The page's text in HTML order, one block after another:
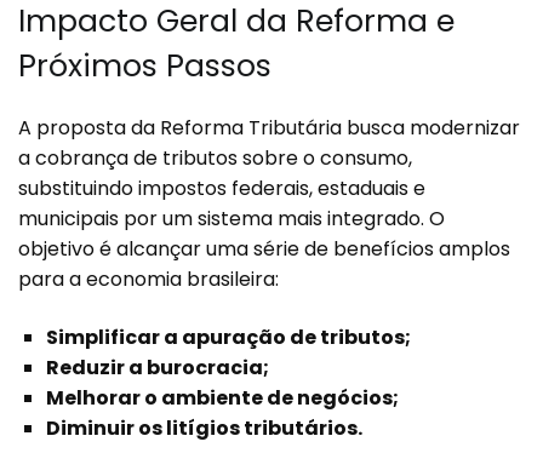
Impacto Geral da Reforma e
Próximos Passos
A proposta da Reforma Tributária busca modernizar
a cobrança de tributos sobre o consumo,
substituindo impostos federais, estaduais e
municipais por um sistema mais integrado. O
objetivo é alcançar uma série de benefícios amplos
para a economia brasileira:
Simplificar a apuração de tributos;
Reduzir a burocracia;
Melhorar o ambiente de negócios;
Diminuir os litígios tributários.